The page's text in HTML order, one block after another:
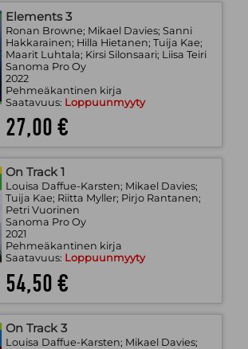
Elements 3
Ronan Browne; Mikael Davies; Sanni
Hakkarainen; Hilla Hietanen; Tuija Kae;
Maarit Luhtala; Kirsi Silonsaari; Liisa Teiri
Sanoma Pro Oy
2022
Pehmeäkantinen kirja
Saatavuus: Loppuunmyyty
27,00 €
On Track 1
Louisa Daffue-Karsten; Mikael Davies;
Tuija Kae; Riitta Myller; Pirjo Rantanen;
Petri Vuorinen
Sanoma Pro Oy
2021
Pehmeäkantinen kirja
Saatavuus: Loppuunmyyty
54,50 €
On Track 3
Louisa Daffue-Karsten; Mikael Davies;